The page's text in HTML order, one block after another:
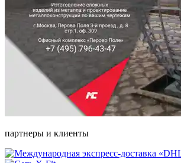
партнеры и клиенты